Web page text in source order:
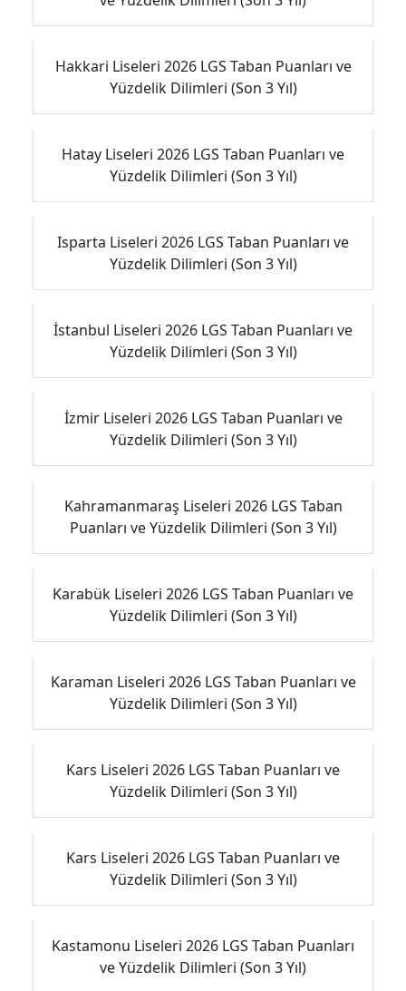
Hakkari Liseleri 2026 LGS Taban Puanları ve
Yüzdelik Dilimleri (Son 3 Yıl)
Hatay Liseleri 2026 LGS Taban Puanları ve
Yüzdelik Dilimleri (Son 3 Yıl)
Isparta Liseleri 2026 LGS Taban Puanları ve
Yüzdelik Dilimleri (Son 3 Yıl)
İstanbul Liseleri 2026 LGS Taban Puanları ve
Yüzdelik Dilimleri (Son 3 Yıl)
İzmir Liseleri 2026 LGS Taban Puanları ve
Yüzdelik Dilimleri (Son 3 Yıl)
Kahramanmaraş Liseleri 2026 LGS Taban
Puanları ve Yüzdelik Dilimleri (Son 3 Yıl)
Karabük Liseleri 2026 LGS Taban Puanları ve
Yüzdelik Dilimleri (Son 3 Yıl)
Karaman Liseleri 2026 LGS Taban Puanları ve
Yüzdelik Dilimleri (Son 3 Yıl)
Kars Liseleri 2026 LGS Taban Puanları ve
Yüzdelik Dilimleri (Son 3 Yıl)
Kars Liseleri 2026 LGS Taban Puanları ve
Yüzdelik Dilimleri (Son 3 Yıl)
Kastamonu Liseleri 2026 LGS Taban Puanları
ve Yüzdelik Dilimleri (Son 3 Yıl)